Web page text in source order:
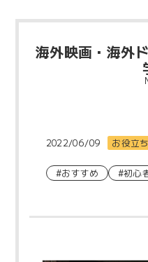
海外映画・海外
2022/06/09 お役立
#おすすめ #初心